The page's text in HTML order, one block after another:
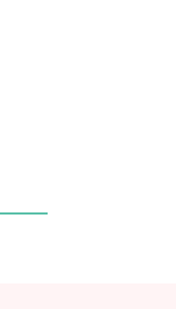
benzoate, ethylhexylglycerin,
disodium EDTA, 1,2-
ferment lysate (330
apple extract, glycine,
multiflorum root extract,
Cysteine, Palmitoyl
hyaluronate, Acetylcholine